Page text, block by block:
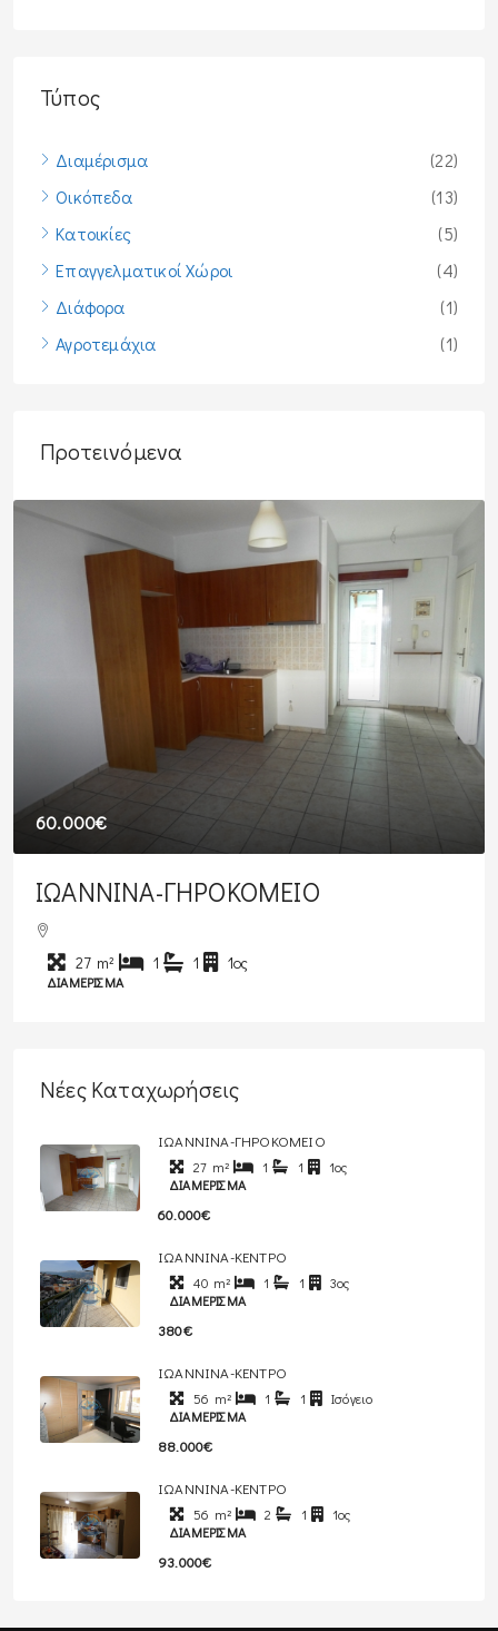
Τύπος
Διαμέρισμα
(22)
Οικόπεδα
(13)
Κατοικίες
(5)
Επαγγελματικοί Χώροι
(4)
Διάφορα
(1)
Αγροτεμάχια
(1)
Προτεινόμενα
60.000€
ΙΩΑΝΝΙΝΑ-ΓΗΡΟΚΟΜΕΙΟ
27 m² 1 1 1ος
ΔΙΑΜΈΡΙΣΜΑ
Νέες Καταχωρήσεις
ΙΩΑΝΝΙΝΑ-ΓΗΡΟΚΟΜΕΙΟ
27 m² 1 1
1ος
ΔΙΑΜΈΡΙΣΜΑ
60.000€
ΙΩΑΝΝΙΝΑ-ΚΕΝΤΡΟ
40 m² 1 1
3ος
ΔΙΑΜΈΡΙΣΜΑ
380€
ΙΩΑΝΝΙΝΑ-ΚΕΝΤΡΟ
56 m² 1 1
Ισόγειο
ΔΙΑΜΈΡΙΣΜΑ
88.000€
ΙΩΑΝΝΙΝΑ-ΚΕΝΤΡΟ
56 m² 2 1
1ος
ΔΙΑΜΈΡΙΣΜΑ
93.000€